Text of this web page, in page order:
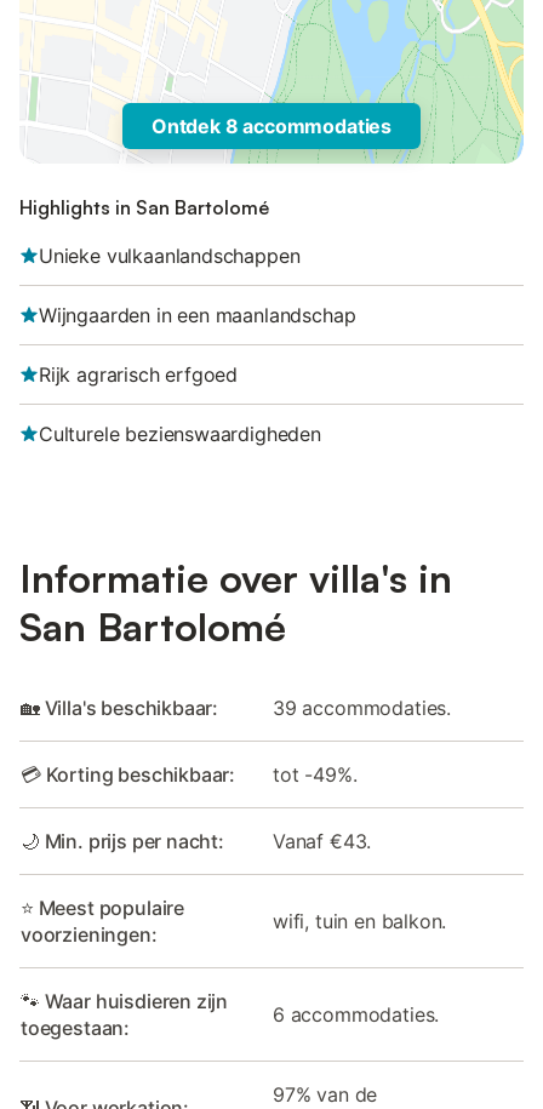
Ontdek 8 accommodaties
Highlights in San Bartolomé
Unieke vulkaanlandschappen
Wijngaarden in een maanlandschap
Rijk agrarisch erfgoed
Culturele bezienswaardigheden
Informatie over villa's in
San Bartolomé
🏡 Villa's beschikbaar: 39 accommodaties.
💳 Korting beschikbaar: tot -49%.
🌙 Min. prijs per nacht: Vanaf €43.
⭐ Meest populaire
voorzieningen:
wifi, tuin en balkon.
🐾 Waar huisdieren zijn
toegestaan:
6 accommodaties.
97% van de